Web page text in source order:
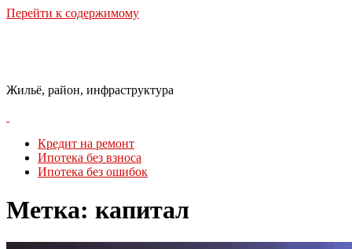
Перейти к содержимому
Жильё, район, инфраструктура
Кредит на ремонт
Ипотека без взноса
Ипотека без ошибок
Метка: капитал